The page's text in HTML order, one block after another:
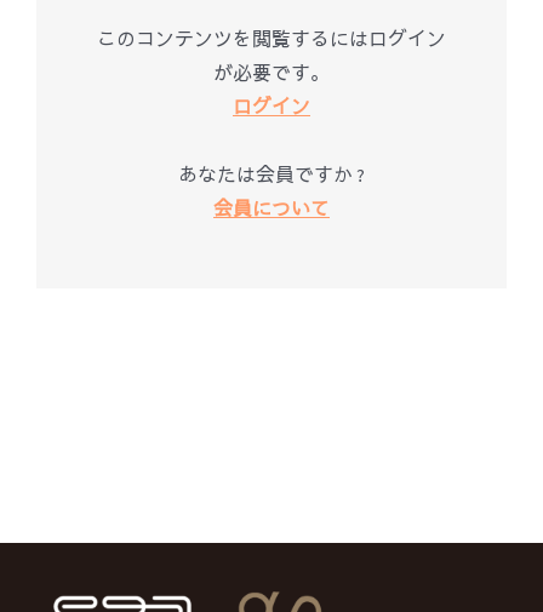
このコンテンツを閲覧するにはログイン
が必要です。
ログイン
あなたは会員ですか ?
会員について